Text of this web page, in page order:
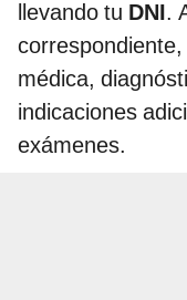
llevando tu DNI.
médica,
indicaciones
exámenes.